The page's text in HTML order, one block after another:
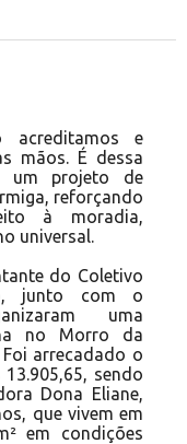
acreditamos e
mãos. É dessa
um projeto de
reforçando
à moradia,
universal.
do Coletivo
junto com o
uma
no Morro da
arrecadado o
sendo
Dona Eliane,
que vivem em
em condições